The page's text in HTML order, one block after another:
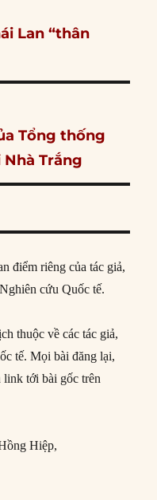
Lan “thân
Tổng thống
Trắng
điểm riêng của tác giả,
cứu Quốc tế.
thuộc về các tác giả,
tế. Mọi bài đăng lại,
link tới bài gốc trên
Hiệp,